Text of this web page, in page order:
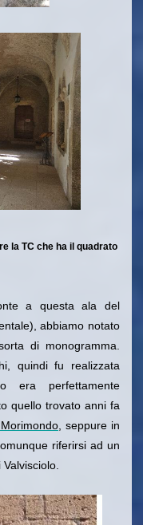
la TC che ha il quadrato
a questa ala del
abbiamo notato
di monogramma.
quindi fu realizzata
era perfettamente
quello trovato anni fa
, seppure in
riferirsi ad un